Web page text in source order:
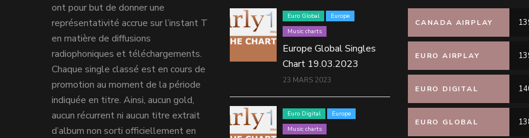
ont pour but de donner une
représentativité accrue sur l’instant T
en matière de diffusions
radiophoniques et téléchargements.
Chaque single classé est en cours de
promotion au moment de la période
indiquée en titre. Ainsi, aucun gold,
aucun récurrent ni aucun titre extrait
d’album non sorti officiellement en
Euro Global
Europe
Music charts
Europe Global Singles
Chart 19.03.2023
23 MARS 2023
Euro Digital
Europe
Music charts
CANADA AIRPLAY
EURO AIRPLAY
EURO DIGITAL
EURO GLOBAL